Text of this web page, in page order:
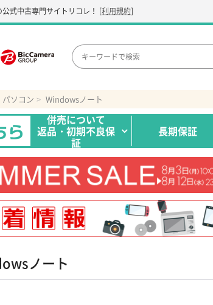
式中古専門サイト リコレ！ [利用規約]
パソコン Windowsノート
併売について
返品・初期不良保
証
長期保証
ノート